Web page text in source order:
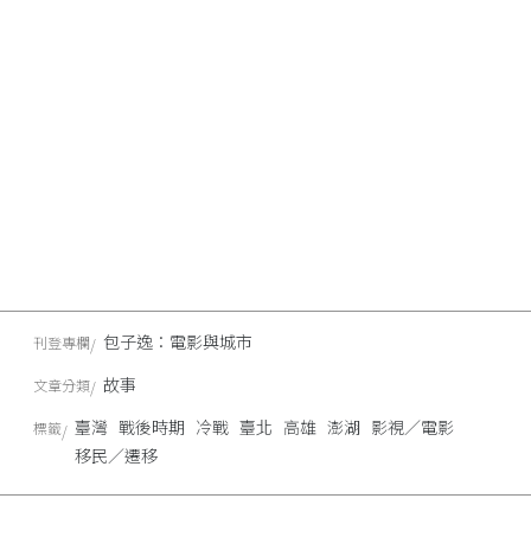
刊登專欄 包子逸：電影與城市
文章分類 故事
標籤 臺灣 戰後時期 冷戰 臺北 高雄 澎湖 影視／電影
移民／遷移